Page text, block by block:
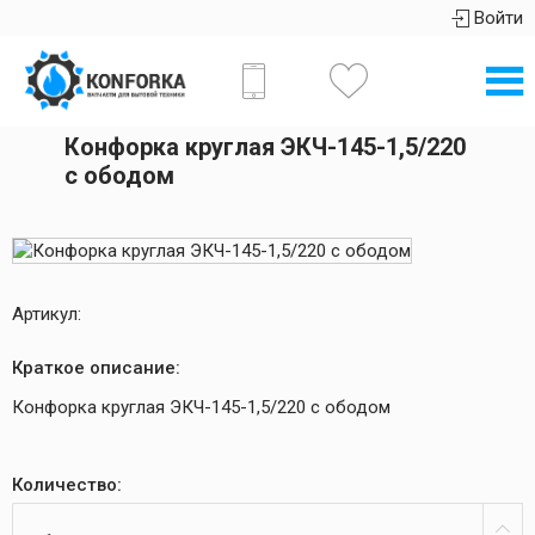
Войти
Конфорка круглая ЭКЧ-145-1,5/220
с ободом
Артикул:
Краткое описание:
Конфорка круглая ЭКЧ-145-1,5/220 с ободом
Количество: